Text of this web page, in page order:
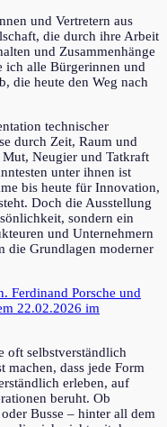
und Vertretern aus
die durch ihre Arbeit
und Zusammenhänge
ich alle Bürgerinnen und
die heute den Weg nach
technischer
durch Zeit, Raum und
Neugier und Tatkraft
unter ihnen ist
bis heute für Innovation,
Doch die Ausstellung
sondern ein
und Unternehmern
die Grundlagen moderner
Ferdinand Porsche und
22.02.2026 im
oft selbstverständlich
machen, dass jede Form
erleben, auf
beruht. Ob
Busse – hinter all dem